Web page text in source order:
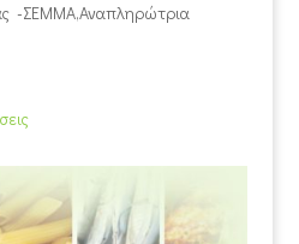
-ΣΕΜΜΑ,Αναπληρώτρια